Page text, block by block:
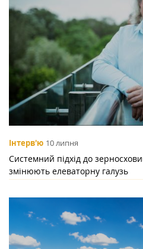
Інтерв'ю 10 липня
Системний підхід до
змінюють елеваторну галузь